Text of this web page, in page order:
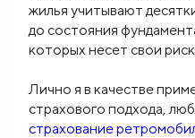
жилья учитывают
до состояния
которых несет свои
Лично я в качестве
страхового подхода,
страхование